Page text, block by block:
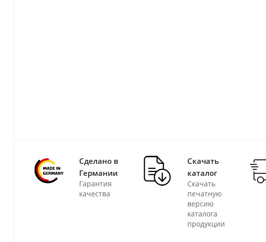
Сделано в
Германии
Гарантия
качества
Скачать
каталог
Скачать
печатную
версию
каталога
продукции